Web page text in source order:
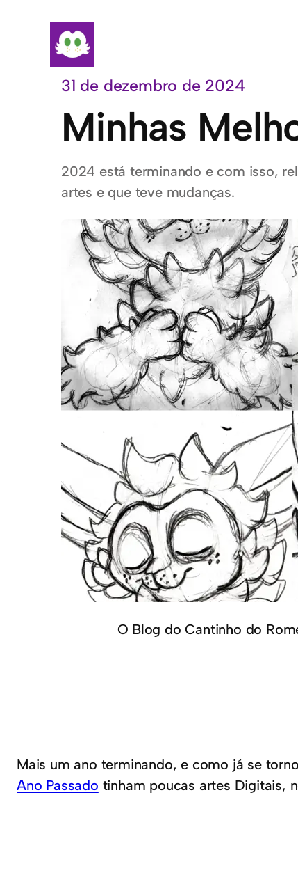
conteúdo31 de dezembro de 2024
Minhas
2024 está terminando e com isso,
artes e que teve mudanças.
O Blog do Cantinho do
Mais um ano terminando, e como já se
Ano Passado tinham poucas artes Digitais,